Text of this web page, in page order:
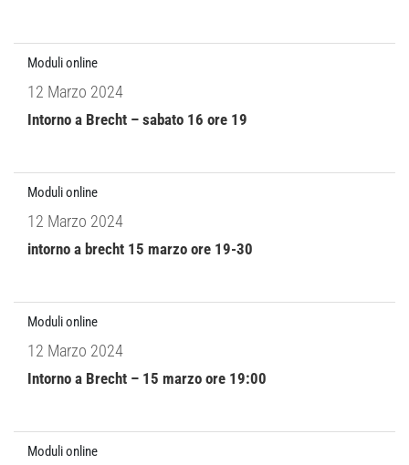
Moduli online
12 Marzo 2024
Intorno a Brecht – sabato 16 ore 19
Moduli online
12 Marzo 2024
intorno a brecht 15 marzo ore 19-30
Moduli online
12 Marzo 2024
Intorno a Brecht – 15 marzo ore 19:00
Moduli online